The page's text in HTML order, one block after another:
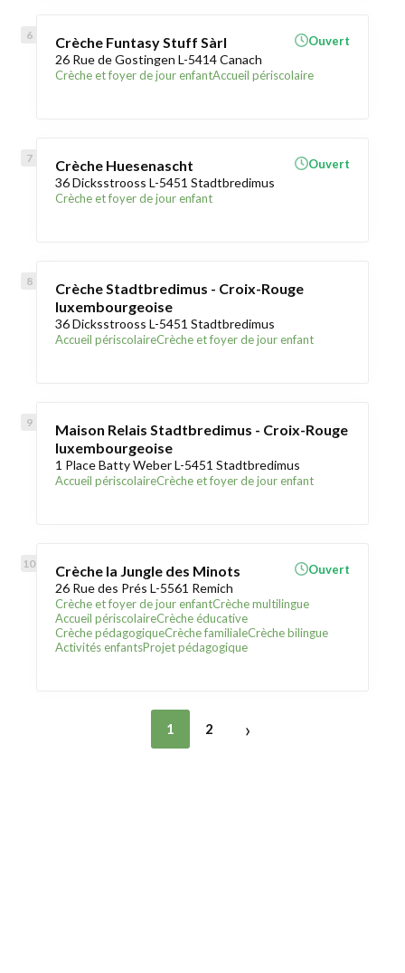
Crèche Funtasy Stuff Sàrl
26 Rue de Gostingen L-5414 Canach
Crèche et foyer de jour enfantAccueil périscolaire
Ouvert
Crèche Huesenascht
36 Dicksstrooss L-5451 Stadtbredimus
Crèche et foyer de jour enfant
Ouvert
Crèche Stadtbredimus - Croix-Rouge
luxembourgeoise
36 Dicksstrooss L-5451 Stadtbredimus
Accueil périscolaireCrèche et foyer de jour enfant
Maison Relais Stadtbredimus - Croix-Rouge
luxembourgeoise
1 Place Batty Weber L-5451 Stadtbredimus
Accueil périscolaireCrèche et foyer de jour enfant
Crèche la Jungle des Minots
26 Rue des Prés L-5561 Remich
Crèche et foyer de jour enfantCrèche multilingue
Accueil périscolaireCrèche éducative
Crèche pédagogiqueCrèche familialeCrèche bilingue
Activités enfantsProjet pédagogique
Ouvert
1 2 ›